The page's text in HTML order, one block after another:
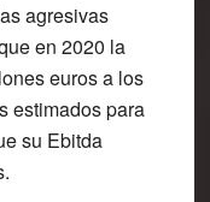
agresivas
en 2020 la
euros a los
estimados para
su Ebitda